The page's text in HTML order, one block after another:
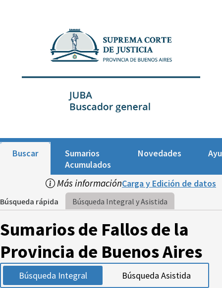
Buscar
Sumarios
Acumulados
Novedades
Más informaciónCarga y Edición de datos
Búsqueda rápida Búsqueda Integral y Asistida
Sumarios de Fallos de la
Provincia de Buenos Aires
Búsqueda Integral Búsqueda Asistida